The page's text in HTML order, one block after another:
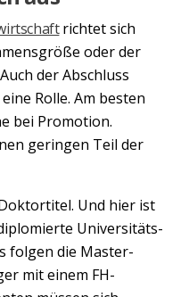
richtet sich
oder der
der Abschluss
Rolle. Am besten
bei Promotion.
geringen Teil der
Und hier ist
Universitäts-
folgen die Master-
mit einem FH-